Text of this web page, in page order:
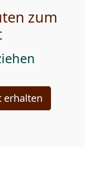
zum
erhalten